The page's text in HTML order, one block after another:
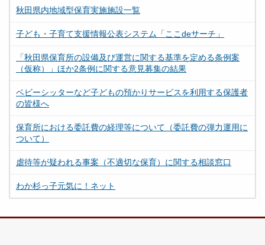
秋田県内地域型保育実施施設一覧
子ども・子育て支援情報公表システム「ここdeサーチ」
「秋田県保育所の設備及び運営に関する基準を定める条例案
（仮称）」ほか2条例に関する意見募集の結果
ベビーシッターなど子どもの預かりサービスを利用する保護者
の皆様へ
保育所における委託費の経理等について（委託費の弾力運用に
ついて）
虐待等が疑われる事案（不適切な保育）に関する相談窓口
わか杉っ子元気に！ネット